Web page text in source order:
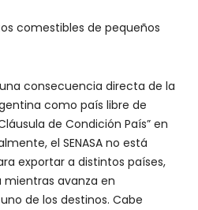
comestibles de pequeños
consecuencia directa de la
como país libre de
de Condición País” en
el SENASA no está
exportar a distintos países,
avanza en
de los destinos. Cabe